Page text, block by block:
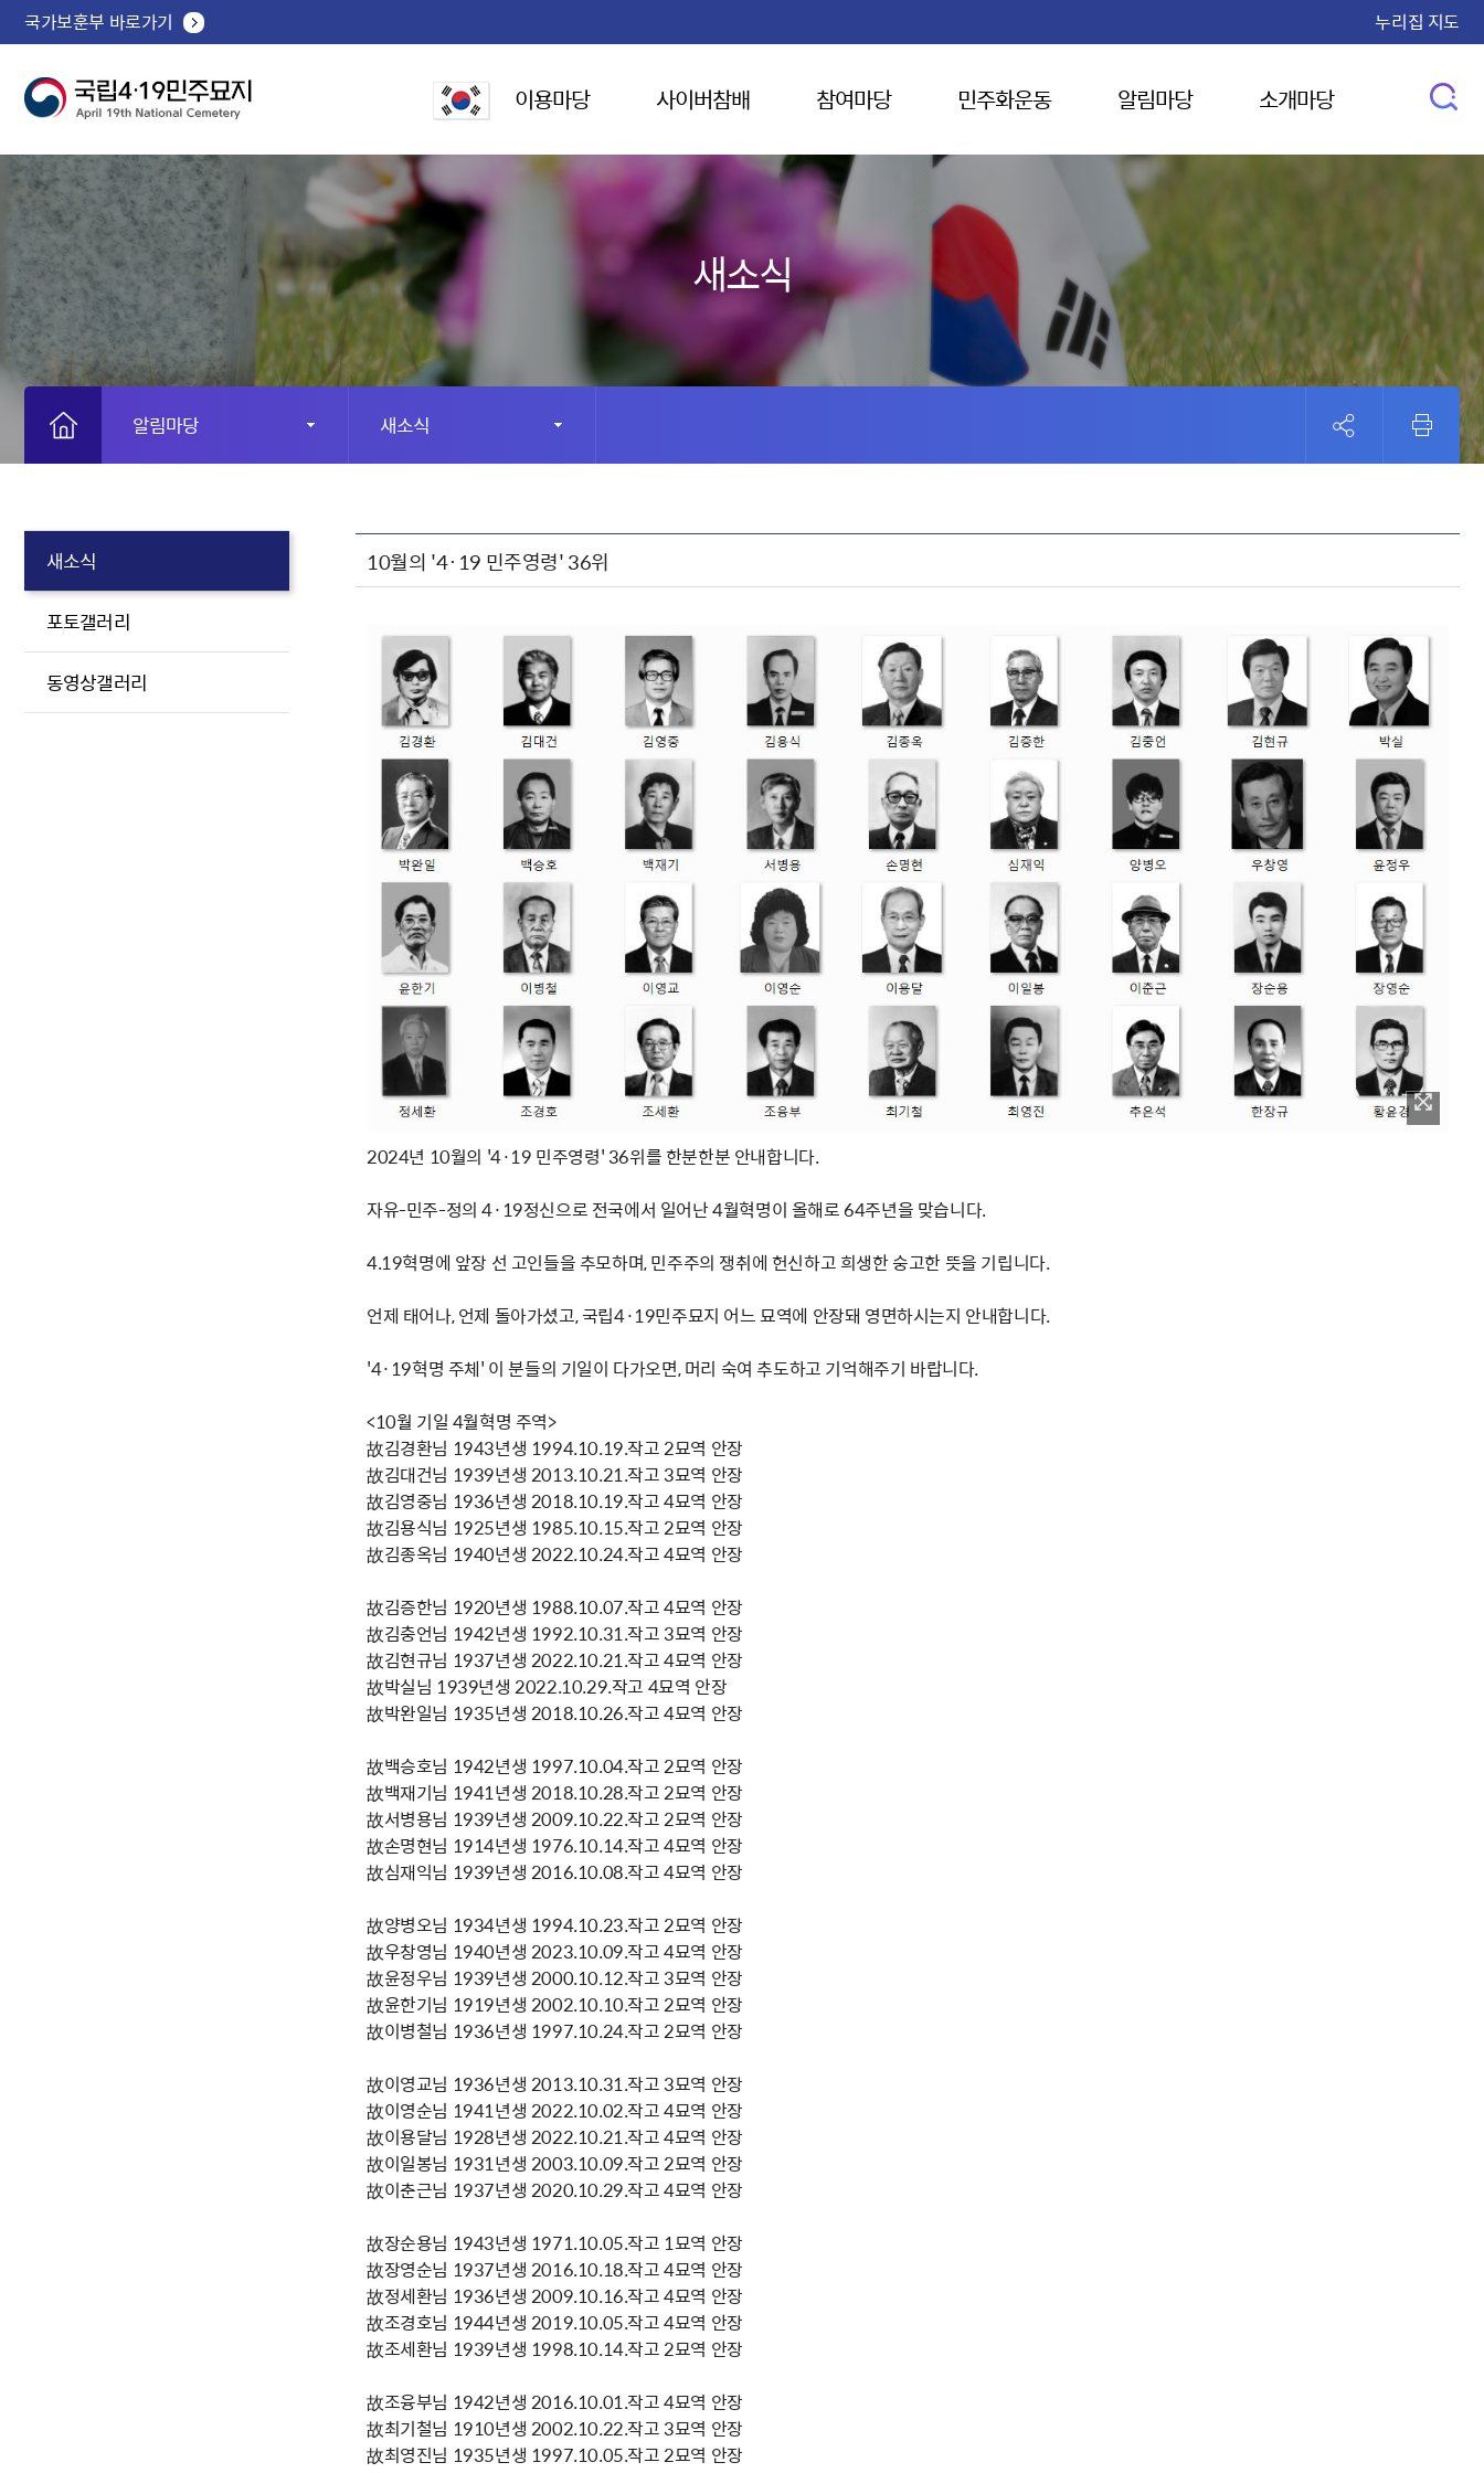
국가보훈부 바로가기 누리집 지도
이용마당 사이버참배 참여마당 민주화운동 알림마당 소개마당
새소식
알림마당 새소식
새소식
포토갤러리
동영상갤러리
10월의 '4·19 민주영령' 36위
2024년 10월의 '4·19 민주영령' 36위를 한분한분 안내합니다.
자유-민주-정의 4·19정신으로 전국에서 일어난 4월혁명이 올해로 64주년을 맞습니다.
4.19혁명에 앞장 선 고인들을 추모하며, 민주주의 쟁취에 헌신하고 희생한 숭고한 뜻을 기립니다.
언제 태어나, 언제 돌아가셨고, 국립4·19민주묘지 어느 묘역에 안장돼 영면하시는지 안내합니다.
'4·19혁명 주체' 이 분들의 기일이 다가오면, 머리 숙여 추도하고 기억해주기 바랍니다.
<10월 기일 4월혁명 주역>
故김경환님 1943년생 1994.10.19.작고 2묘역 안장
故김대건님 1939년생 2013.10.21.작고 3묘역 안장
故김영중님 1936년생 2018.10.19.작고 4묘역 안장
故김용식님 1925년생 1985.10.15.작고 2묘역 안장
故김종옥님 1940년생 2022.10.24.작고 4묘역 안장
故김증한님 1920년생 1988.10.07.작고 4묘역 안장
故김충언님 1942년생 1992.10.31.작고 3묘역 안장
故김현규님 1937년생 2022.10.21.작고 4묘역 안장
故박실님 1939년생 2022.10.29.작고 4묘역 안장
故박완일님 1935년생 2018.10.26.작고 4묘역 안장
故백승호님 1942년생 1997.10.04.작고 2묘역 안장
故백재기님 1941년생 2018.10.28.작고 2묘역 안장
故서병용님 1939년생 2009.10.22.작고 2묘역 안장
故손명현님 1914년생 1976.10.14.작고 4묘역 안장
故심재익님 1939년생 2016.10.08.작고 4묘역 안장
故양병오님 1934년생 1994.10.23.작고 2묘역 안장
故우창영님 1940년생 2023.10.09.작고 4묘역 안장
故윤정우님 1939년생 2000.10.12.작고 3묘역 안장
故윤한기님 1919년생 2002.10.10.작고 2묘역 안장
故이병철님 1936년생 1997.10.24.작고 2묘역 안장
故이영교님 1936년생 2013.10.31.작고 3묘역 안장
故이영순님 1941년생 2022.10.02.작고 4묘역 안장
故이용달님 1928년생 2022.10.21.작고 4묘역 안장
故이일봉님 1931년생 2003.10.09.작고 2묘역 안장
故이춘근님 1937년생 2020.10.29.작고 4묘역 안장
故장순용님 1943년생 1971.10.05.작고 1묘역 안장
故장영순님 1937년생 2016.10.18.작고 4묘역 안장
故정세환님 1936년생 2009.10.16.작고 4묘역 안장
故조경호님 1944년생 2019.10.05.작고 4묘역 안장
故조세환님 1939년생 1998.10.14.작고 2묘역 안장
故조융부님 1942년생 2016.10.01.작고 4묘역 안장
故최기철님 1910년생 2002.10.22.작고 3묘역 안장
故최영진님 1935년생 1997.10.05.작고 2묘역 안장